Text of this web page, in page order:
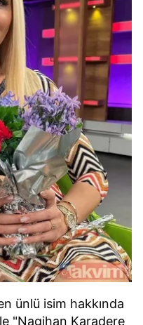
ünlü isim hakkında
"Nagihan Karadere